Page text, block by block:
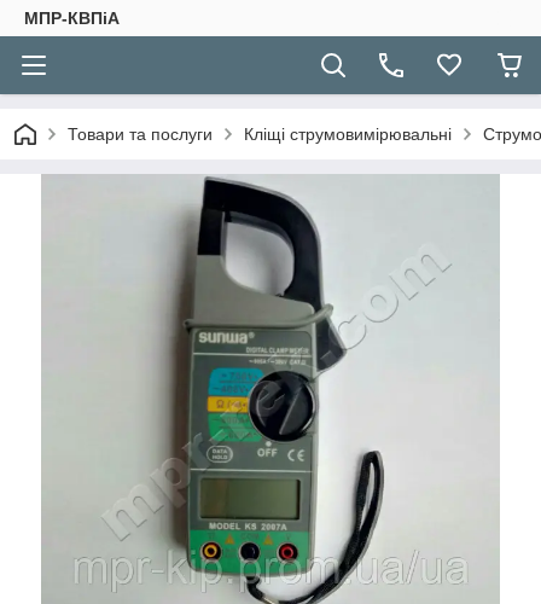
МПР-КВПіА
Товари та послуги Кліщі струмовимірювальні